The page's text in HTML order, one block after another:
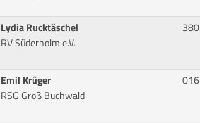
Lydia Rucktäschel
RV Süderholm e.V.
380
Emil Krüger
RSG Groß Buchwald
016